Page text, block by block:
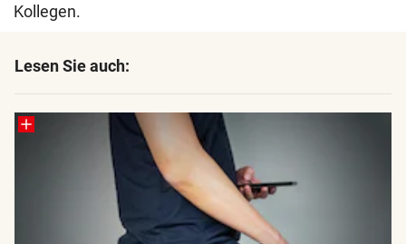
Kollegen.
Lesen Sie auch: